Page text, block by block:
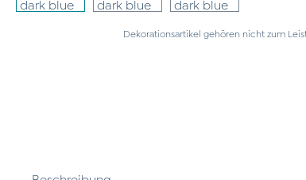
Dekorationsartikel gehören nicht zum